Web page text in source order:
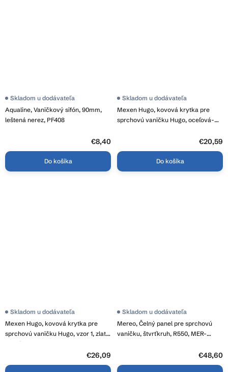
Aqualine, Vaničkový sifón, 90mm,
leštená nerez, PF408
Skladom u dodávateľa
€8,40
Do košíka
Mexen Hugo, kovová krytka pre
sprchovú vaničku Hugo, oceľová-
Skladom u dodávateľa
€20,59
Do košíka
Mexen Hugo, kovová krytka pre
sprchovú vaničku Hugo, vzor 1, zlatá
lesklá, 42910050
Skladom u dodávateľa
€26,09
Mereo, Čelný panel pre sprchovú
vaničku, štvrťkruh, R550, MER-
Skladom u dodávateľa
€48,60